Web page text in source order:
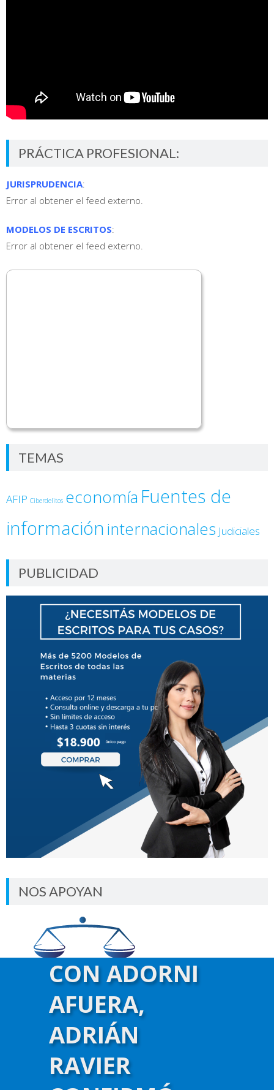
PRÁCTICA PROFESIONAL:
JURISPRUDENCIA:
Error al obtener el feed externo.
MODELOS DE ESCRITOS:
Error al obtener el feed externo.
TEMAS
AFIP Ciberdelitos economía Fuentes de
información internacionales Judiciales
PUBLICIDAD
NOS APOYAN
CON ADORNI
AFUERA,
ADRIÁN
RAVIER